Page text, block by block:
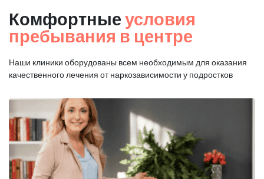
Комфортные условия
пребывания в центре
Наши клиники оборудованы всем необходимым для оказания
качественного лечения от наркозависимости у подростков